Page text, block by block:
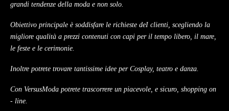
grandi tendenze della moda e non solo.
Obiettivo principale è soddisfare le richieste deI clienti, scegliendo la
migliore qualità a prezzi contenuti con capi per il tempo libero, il mare,
le feste e le cerimonie.
Inoltre potrete trovare tantissime idee per Cosplay, teatro e danza.
Con VersusModa potrete trascorrere un piacevole, e sicuro, shopping on
- line.